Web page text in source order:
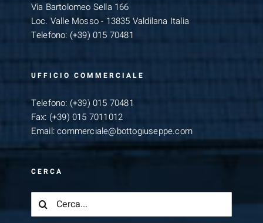
Via Bartolomeo Sella 166
Loc. Valle Mosso - 13835 Valdilana Italia
Telefono: (+39) 015 70481
UFFICIO COMMERCIALE
Telefono: (+39) 015 70481
Fax: (+39) 015 7011012
Email:commerciale@bottogiuseppe.com
CERCA
Cerca